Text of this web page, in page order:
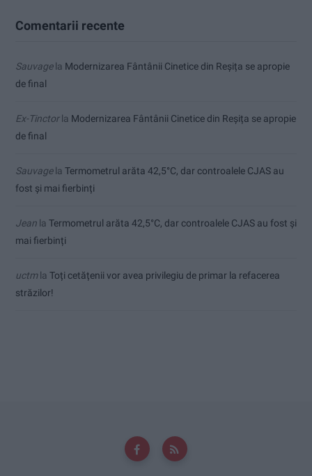
Comentarii recente
Sauvagela Modernizarea Fântânii Cinetice din Reșița se apropie
de final
Ex-Tinctorla Modernizarea Fântânii Cinetice din Reșița se apropie
de final
Sauvagela Termometrul arăta 42,5°C, dar controalele CJAS au
fost și mai fierbinți
Jean la Termometrul arăta 42,5°C, dar controalele CJAS au fost și
mai fierbinți
uctmla Toți cetățenii vor avea privilegiu de primar la refacerea
străzilor!